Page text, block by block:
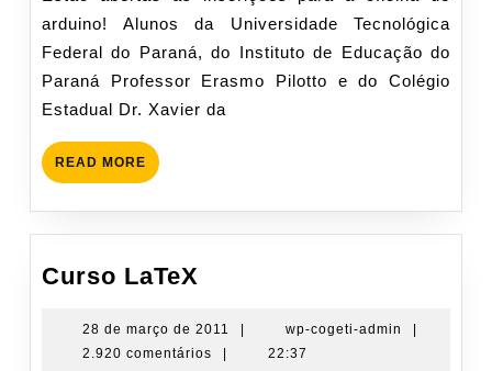
2014
arduino! Alunos da Universidade Tecnológica
Federal do Paraná, do Instituto de Educação do
Paraná Professor Erasmo Pilotto e do Colégio
Estadual Dr. Xavier da
READ MORE READ
MORE
Curso LaTeX
28 de março de 2011
28
| wp-cogeti-admin
wp-
|
2.920 comentários
| 22:37